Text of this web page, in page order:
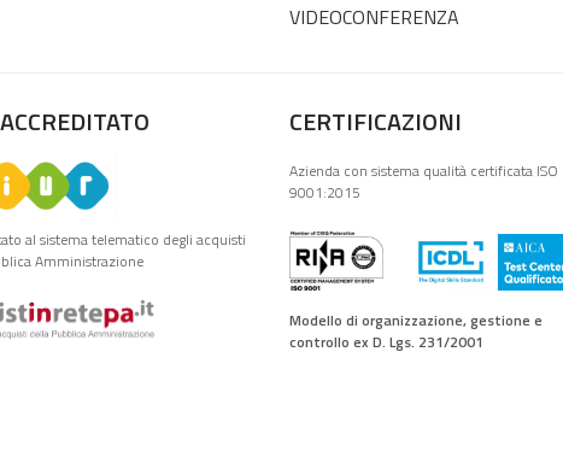
VIDEOCONFERENZA
al sistema telematico degli acquisti
Amministrazione
CERTIFICAZIONI
Azienda con sistema qualità certificata ISO
9001:2015
Modello di organizzazione, gestione e
controllo ex D. Lgs. 231/2001